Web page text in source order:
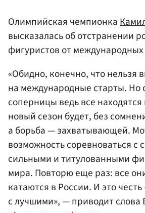
Олимпийская чемпионка
высказалась об отстранении
фигуристов от
«Обидно, конечно, что нельзя
на международные старты. Но
соперницы ведь все находятся
новый сезон будет, без
а борьба — захватывающей.
возможность соревноваться с
сильными и титулованными
мира. Повторю еще раз: все
катаются в России. И это
с лучшими», — приводит слова